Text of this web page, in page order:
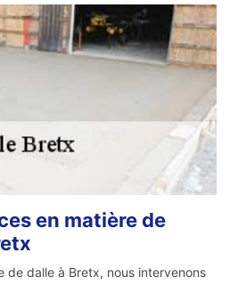
en matière de
de dalle à Bretx, nous intervenons